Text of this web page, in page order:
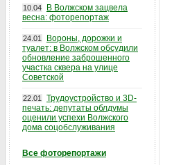
10.04
В Волжском зацвела
весна: фоторепортаж
24.01
Вороны, дорожки и
туалет: в Волжском обсудили
обновление заброшенного
участка сквера на улице
Советской
22.01
Трудоустройство и 3D-
печать: депутаты облдумы
оценили успехи Волжского
дома соцобслуживания
Все фоторепортажи